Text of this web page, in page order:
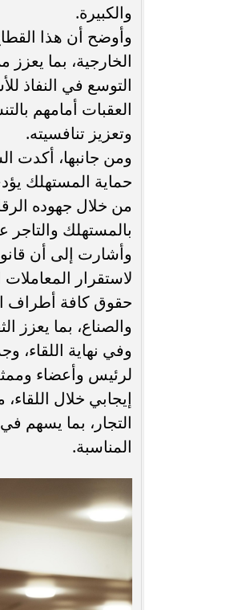
والكبيرة.
وأوضح أن هذا
الخارجية، بما
التوسع في النفاذ
العقبات أمامهم
وتعزيز تنافسيته.
ومن جانبها، أكدت
حماية المستهلك
من خلال جهوده
بالمستهلك
لاستقرار
حقوق كافة أطراف
والصناع، بما يعزز
وفي نهاية اللقاء،
لرئيس وأعضاء
إيجابي خلال
التجار، بما يسهم
المناسبة.